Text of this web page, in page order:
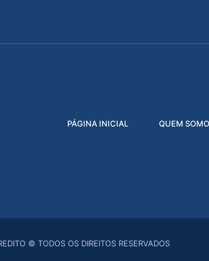
PÁGINA INICIAL QUEM
© TODOS OS DIREITOS RESERVADOS